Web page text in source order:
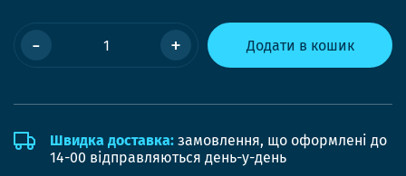
- + Додати в кошик
Швидка доставка: замовлення, що оформлені до
14-00 відправляються день-у-день